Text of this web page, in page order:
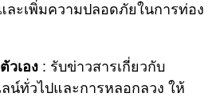
ละเพิ่มความปลอดภัยในการท่อง
วเอง : รับข่าวสารเกี่ยวกับ
น์ทั่วไปและการหลอกลวง ให้